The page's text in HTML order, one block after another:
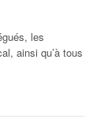
les
ainsi qu’à tous